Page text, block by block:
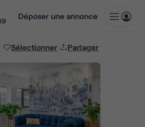
Déposer une annonce
Sélectionner Partager